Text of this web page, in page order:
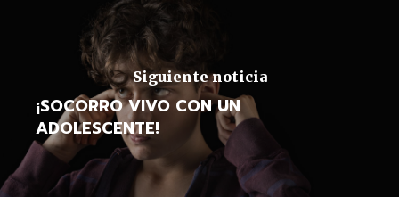
Siguiente noticia
¡SOCORRO VIVO CON UN
ADOLESCENTE!